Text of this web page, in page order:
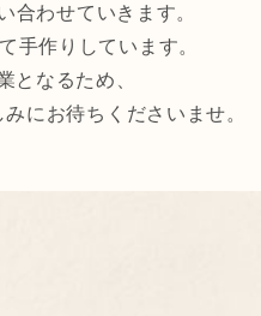
合わせていきます。
手作りしています。
となるため、
にお待ちくださいませ。